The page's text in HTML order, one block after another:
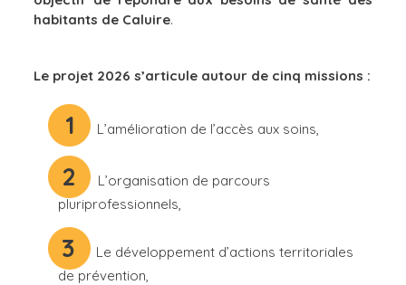
habitants de Caluire.
Le projet 2026 s’articule autour de cinq missions :
1 L’amélioration de l’accès aux soins,
2
L’organisation de parcours
pluriprofessionnels,
3 Le développement d’actions territoriales
de prévention,